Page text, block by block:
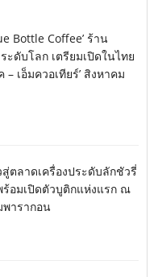
Bottle Coffee’ ร้าน
ะดับโลก เตรียมเปิดในไทย
– เอ็มควอเทียร์’ สิงหาคม
ตลาดเครื่องประดับลักชัวรี่
ร้อมเปิดตัวบูติกแห่งแรก ณ
ารากอน